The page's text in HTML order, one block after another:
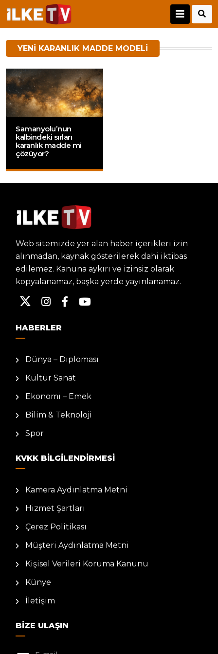
YENI KARANLIK MADDE MODELI
Samanyolu’nun
kalbindeki sırları
karanlık madde mi
çözüyor?
Web sitemizde yer alan haber içerikleri izin
alınmadan, kaynak gösterilerek dahi iktibas
edilemez. Kanuna aykırı ve izinsiz olarak
kopyalanamaz, başka yerde yayınlanamaz.
HABERLER
Dünya – Diplomasi
Kültür Sanat
Ekonomi – Emek
Bilim & Teknoloji
Spor
KVKK BILGILENDIRMESI
Kamera Aydınlatma Metni
Hizmet Şartları
Çerez Politikası
Müşteri Aydınlatma Metni
Kişisel Verileri Koruma Kanunu
Künye
İletişim
BIZE ULAŞIN